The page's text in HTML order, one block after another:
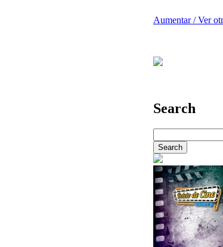
Aumentar / Ver
Search